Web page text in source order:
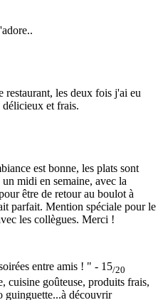
restaurant, les deux fois j'ai eu
et frais.
est bonne, les plats sont
midi en semaine, avec la
être de retour au boulot à
parfait. Mention spéciale pour le
les collègues. Merci !
entre amis ! " - 15/20
cuisine goûteuse, produits frais,
guinguette...à découvrir